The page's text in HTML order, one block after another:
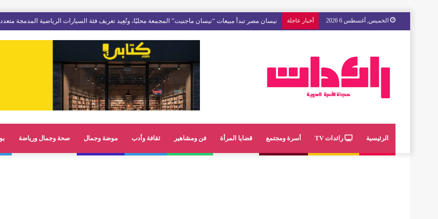
الخميس, أغسطس 6 2026 أخبار عاجلة نيسان مصر تبدأ مبيعات “نيسان ماجنيت” المجمعة محليًا، وتُعِيد تعريف فئة السيارات الرياضية المدمجة
الرئيسية رائدات TV أسرة ومجتمع قضايا المرأة فن ومشاهير ثقافة وأدب موضة وجمال صحة وجمال ورياضة